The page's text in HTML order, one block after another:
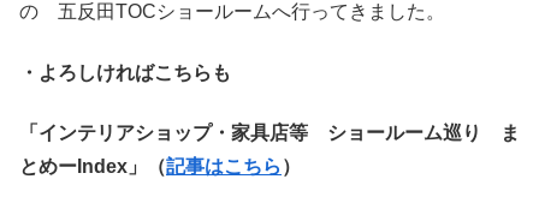
の 五反田TOCショールームへ行ってきました。
・よろしければこちらも
「インテリアショップ・家具店等 ショールーム巡り ま
とめーIndex」（記事はこちら ）